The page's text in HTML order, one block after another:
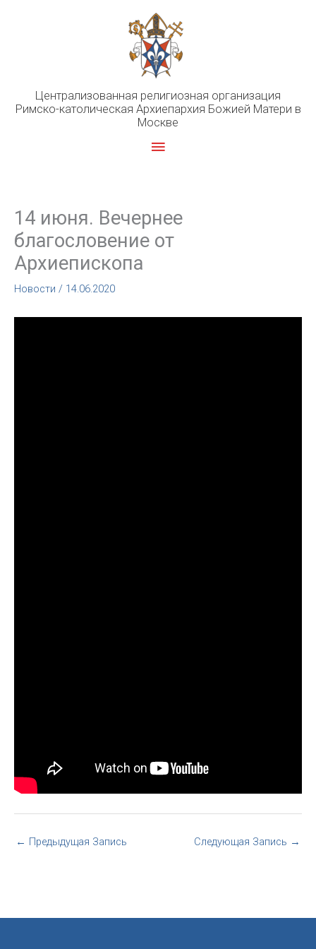
Централизованная религиозная организация
Римско-католическая Архиепархия Божией Матери в
Москве
Главное
14 июня. Вечернее
благословение от
Архиепископа
Новости / 14.06.2020
← Предыдущая Запись Следующая Запись →